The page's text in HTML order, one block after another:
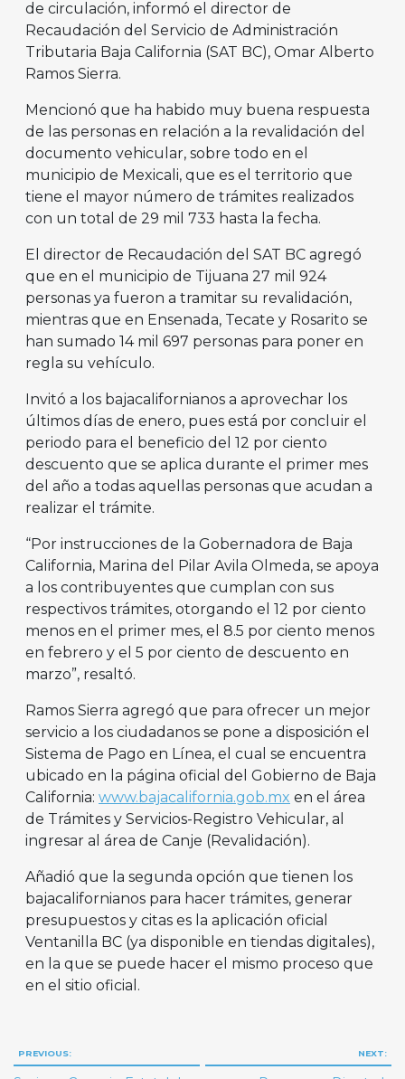
de circulación, informó el director de
Recaudación del Servicio de Administración
Tributaria Baja California (SAT BC), Omar Alberto
Ramos Sierra.
Mencionó que ha habido muy buena respuesta
de las personas en relación a la revalidación del
documento vehicular, sobre todo en el
municipio de Mexicali, que es el territorio que
tiene el mayor número de trámites realizados
con un total de 29 mil 733 hasta la fecha.
El director de Recaudación del SAT BC agregó
que en el municipio de Tijuana 27 mil 924
personas ya fueron a tramitar su revalidación,
mientras que en Ensenada, Tecate y Rosarito se
han sumado 14 mil 697 personas para poner en
regla su vehículo.
Invitó a los bajacalifornianos a aprovechar los
últimos días de enero, pues está por concluir el
periodo para el beneficio del 12 por ciento
descuento que se aplica durante el primer mes
del año a todas aquellas personas que acudan a
realizar el trámite.
“Por instrucciones de la Gobernadora de Baja
California, Marina del Pilar Avila Olmeda, se apoya
a los contribuyentes que cumplan con sus
respectivos trámites, otorgando el 12 por ciento
menos en el primer mes, el 8.5 por ciento menos
en febrero y el 5 por ciento de descuento en
marzo”, resaltó.
Ramos Sierra agregó que para ofrecer un mejor
servicio a los ciudadanos se pone a disposición el
Sistema de Pago en Línea, el cual se encuentra
ubicado en la página oficial del Gobierno de Baja
California: www.bajacalifornia.gob.mx en el área
de Trámites y Servicios-Registro Vehicular, al
ingresar al área de Canje (Revalidación).
Añadió que la segunda opción que tienen los
bajacalifornianos para hacer trámites, generar
presupuestos y citas es la aplicación oficial
Ventanilla BC (ya disponible en tiendas digitales),
en la que se puede hacer el mismo proceso que
en el sitio oficial.
Navegación
PREVIOUS: NEXT: